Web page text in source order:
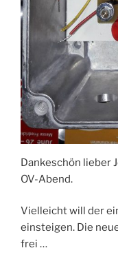
Dankeschön lieber
OV-Abend.
Vielleicht will der
einsteigen. Die
frei …